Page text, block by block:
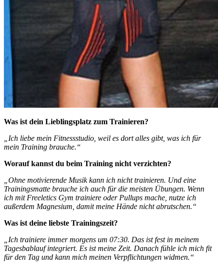
Was ist dein Lieblingsplatz zum Trainieren?
„Ich liebe mein Fitnessstudio, weil es dort alles gibt, was ich für
mein Training brauche.“
Worauf kannst du beim Training nicht verzichten?
„Ohne motivierende Musik kann ich nicht trainieren. Und eine
Trainingsmatte brauche ich auch für die meisten Übungen. Wenn
ich mit Freeletics Gym trainiere oder Pullups mache, nutze ich
außerdem Magnesium, damit meine Hände nicht abrutschen.“
Was ist deine liebste Trainingszeit?
„Ich trainiere immer morgens um 07:30. Das ist fest in meinem
Tagesbablauf integriert. Es ist meine Zeit. Danach fühle ich mich fit
für den Tag und kann mich meinen Verpflichtungen widmen.“